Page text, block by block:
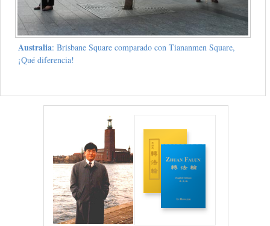
Australia: Brisbane Square comparado con Tiananmen Square,
¡Qué diferencia!